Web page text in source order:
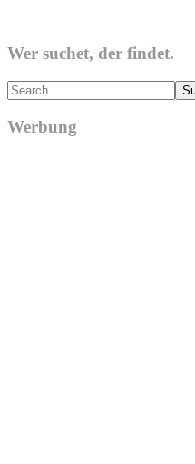
Wer suchet, der findet.
Search
Werbung